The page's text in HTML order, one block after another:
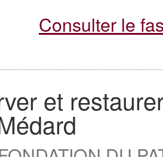
Consulter le
et